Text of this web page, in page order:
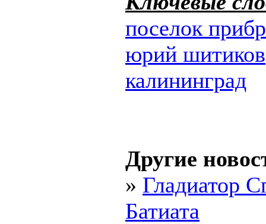
поселок
юрий шитиков
калининград
Другие
» Гладиатор
Батиата